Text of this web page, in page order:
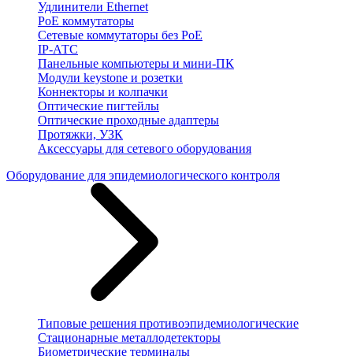
Удлинители Ethernet
PoE коммутаторы
Сетевые коммутаторы без PoE
IP-АТС
Панельные компьютеры и мини-ПК
Модули keystone и розетки
Коннекторы и колпачки
Оптические пигтейлы
Оптические проходные адаптеры
Протяжки, УЗК
Аксессуары для сетевого оборудования
Оборудование для эпидемиологического контроля
Типовые решения противоэпидемиологические
Стационарные металлодетекторы
Биометрические терминалы